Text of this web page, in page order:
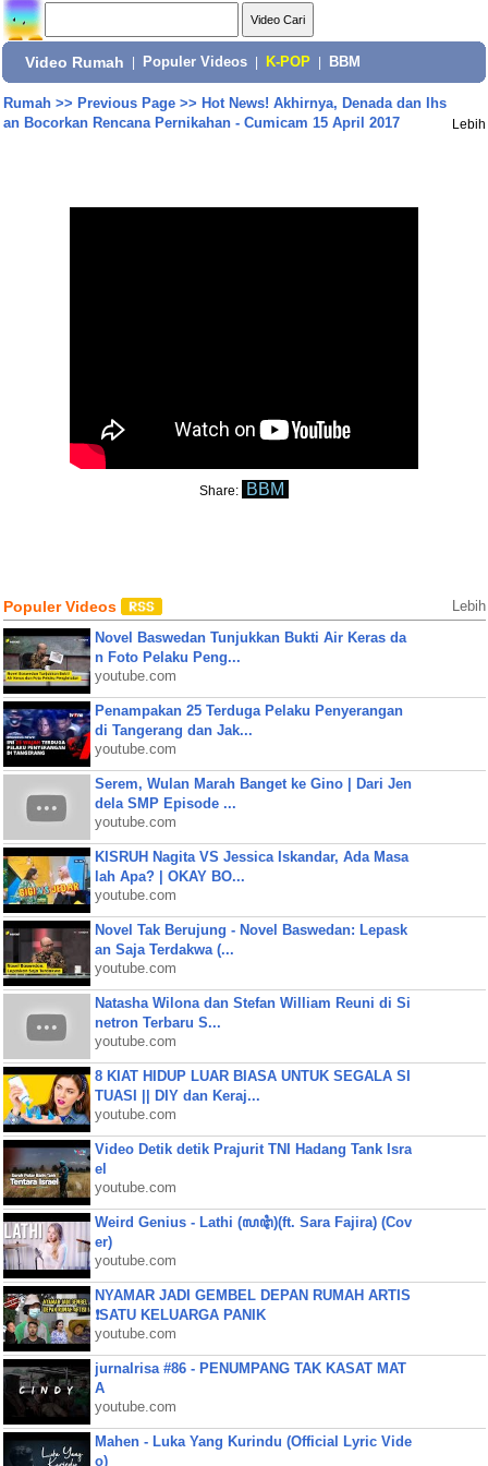
Video Rumah Populer Videos K-POP BBM
Rumah>> Previous Page>> Hot News! Akhirnya, Denada dan Ihs
an Bocorkan Rencana Pernikahan - Cumicam 15 April 2017
Lebih
Share: BBM
Populer Videos Lebih
Novel Baswedan Tunjukkan Bukti Air Keras da
n Foto Pelaku Peng...
youtube.com
Penampakan 25 Terduga Pelaku Penyerangan
di Tangerang dan Jak...
youtube.com
Serem, Wulan Marah Banget ke Gino | Dari Jen
dela SMP Episode ...
youtube.com
KISRUH Nagita VS Jessica Iskandar, Ada Masa
lah Apa? | OKAY BO...
youtube.com
Novel Tak Berujung - Novel Baswedan: Lepask
an Saja Terdakwa (...
youtube.com
Natasha Wilona dan Stefan William Reuni di Si
netron Terbaru S...
youtube.com
8 KIAT HIDUP LUAR BIASA UNTUK SEGALA SI
TUASI || DIY dan Keraj...
youtube.com
Video Detik detik Prajurit TNI Hadang Tank Isra
el
youtube.com
Weird Genius - Lathi (ꦭꦛꦶ)(ft. Sara Fajira) (Cov
er)
youtube.com
NYAMAR JADI GEMBEL DEPAN RUMAH ARTIS
❗SATU KELUARGA PANIK
youtube.com
jurnalrisa #86 - PENUMPANG TAK KASAT MAT
A
youtube.com
Mahen - Luka Yang Kurindu (Official Lyric Vide
o)